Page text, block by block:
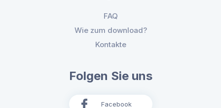
FAQ
Wie zum download?
Kontakte
Folgen Sie uns
Facebook